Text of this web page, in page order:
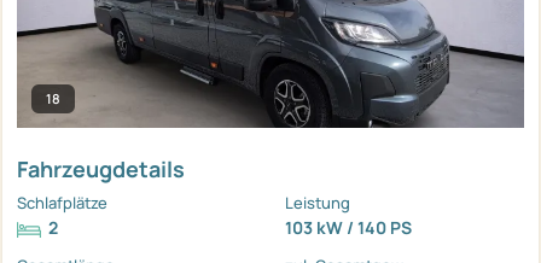
18
Fahrzeugdetails
Schlafplätze
2
Leistung
103 kW / 140 PS